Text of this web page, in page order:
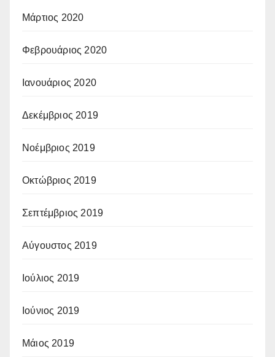
Μάρτιος 2020
Φεβρουάριος 2020
Ιανουάριος 2020
Δεκέμβριος 2019
Νοέμβριος 2019
Οκτώβριος 2019
Σεπτέμβριος 2019
Αύγουστος 2019
Ιούλιος 2019
Ιούνιος 2019
Μάιος 2019